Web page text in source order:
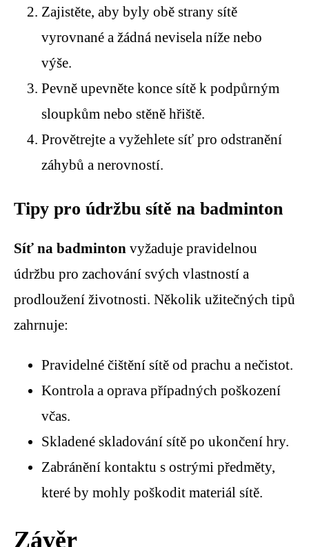
Zajistěte, aby byly obě strany sítě
vyrovnané a žádná nevisela níže nebo
výše.
Pevně upevněte konce sítě k podpůrným
sloupkům nebo stěně hřiště.
Provětrejte a vyžehlete síť pro odstranění
záhybů a nerovností.
Tipy pro údržbu sítě na badminton
Síť na badminton vyžaduje pravidelnou
údržbu pro zachování svých vlastností a
prodloužení životnosti. Několik užitečných tipů
zahrnuje:
Pravidelné čištění sítě od prachu a nečistot.
Kontrola a oprava případných poškození
včas.
Skladené skladování sítě po ukončení hry.
Zabránění kontaktu s ostrými předměty,
které by mohly poškodit materiál sítě.
Závěr